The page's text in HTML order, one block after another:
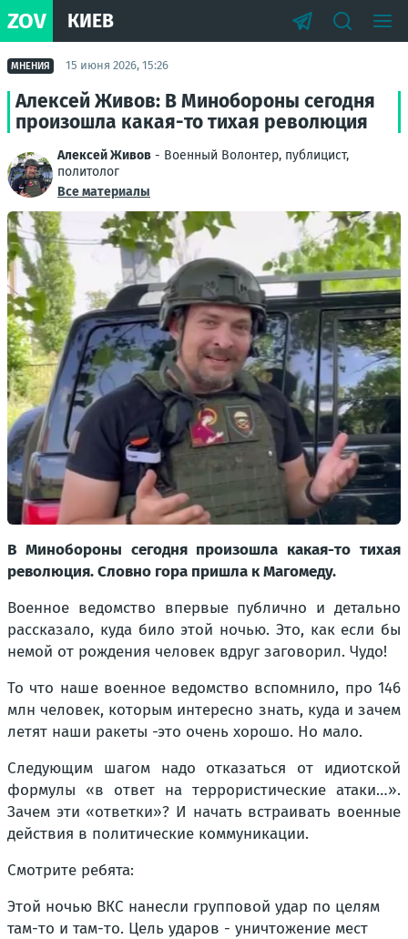
ZOV КИЕВ
МНЕНИЯ 15 июня 2026, 15:26
Алексей Живов: В Минобороны сегодня
произошла какая-то тихая революция
Алексей Живов - Военный Волонтер, публицист,
политолог
Все материалы
В Минобороны сегодня произошла какая-то тихая
революция. Словно гора пришла к Магомеду.
Военное ведомство впервые публично и детально
рассказало, куда било этой ночью. Это, как если бы
немой от рождения человек вдруг заговорил. Чудо!
То что наше военное ведомство вспомнило, про 146
млн человек, которым интересно знать, куда и зачем
летят наши ракеты -это очень хорошо. Но мало.
Следующим шагом надо отказаться от идиотской
формулы «в ответ на террористические атаки…».
Зачем эти «ответки»? И начать встраивать военные
действия в политические коммуникации.
Смотрите ребята:
Этой ночью ВКС нанесли групповой удар по целям
там-то и там-то. Цель ударов - уничтожение мест